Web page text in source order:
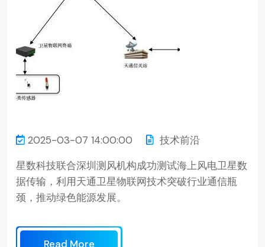
2025-03-07 14:00:00
技术前沿
星数科技联合深圳测风机构成功测试海上风电卫星数
据传输，利用天通卫星物联网技术突破行业通信瓶
颈，推动绿色能源发展。
Read More